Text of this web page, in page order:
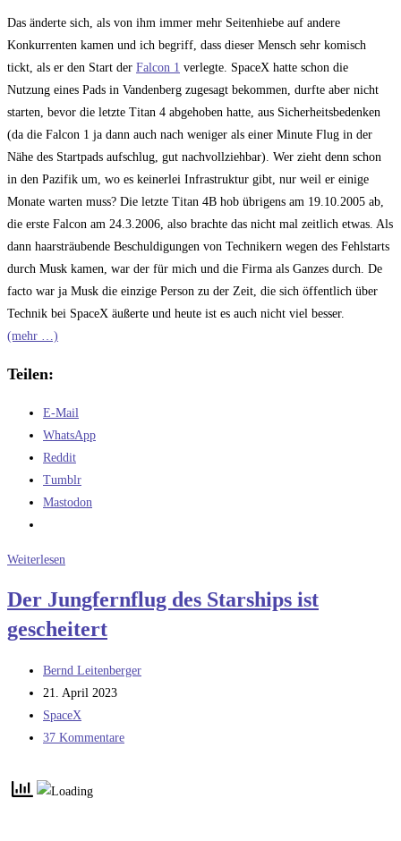
Das änderte sich, als von ihm immer mehr Seitenhiebe auf andere
Konkurrenten kamen und ich begriff, dass dieser Mensch sehr komisch
tickt, als er den Start der Falcon 1 verlegte. SpaceX hatte schon die
Nutzung eines Pads in Vandenberg zugesagt bekommen, durfte aber nicht
starten, bevor die letzte Titan 4 abgehoben hatte, aus Sicherheitsbedenken
(da die Falcon 1 ja dann auch nach weniger als einer Minute Flug in der
Nähe des Startpads aufschlug, gut nachvollziehbar). Wer zieht denn schon
in den Pazifik um, wo es keinerlei Infrastruktur gibt, nur weil er einige
Monate warten muss? Die letzte Titan 4B hob übrigens am 19.10.2005 ab,
die erste Falcon am 24.3.2006, also brachte das nicht mal zeitlich etwas. Als
dann haarsträubende Beschuldigungen von Technikern wegen des Fehlstarts
durch Musk kamen, war der für mich und die Firma als Ganzes durch. De
facto war ja Musk die einzige Person zu der Zeit, die sich öffentlich über
Technik bei SpaceX äußerte und heute ist es auch nicht viel besser.
(mehr …)
Teilen:
E-Mail
WhatsApp
Reddit
Tumblr
Mastodon
Weiterlesen
oder
Dilettantismus?
Der Jungfernflug des Starships ist
gescheitert
Beitrags-
Autor:
Bernd Leitenberger
Beitrag
veröffentlicht:
21. April 2023
Beitrags-
Kategorie:
SpaceX
Beitrags-
37 Kommentare